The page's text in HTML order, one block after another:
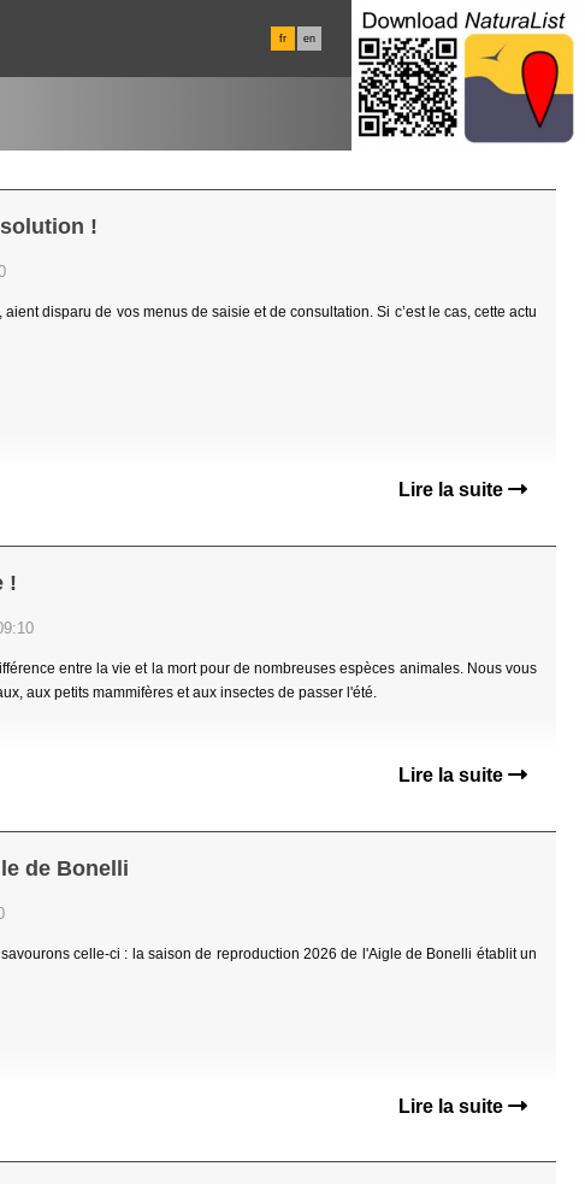
fr en
!
disparu de vos menus de saisie et de consultation. Si c’est le cas, cette actu
Lire la suite
!
entre la vie et la mort pour de nombreuses espèces animales. Nous vous
aux petits mammifères et aux insectes de passer l'été.
Lire la suite
de Bonelli
celle-ci : la saison de reproduction 2026 de l'Aigle de Bonelli établit un
Lire la suite